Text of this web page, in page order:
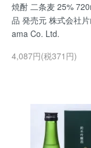
焼酎 二条麦 25%
品 発売元 株式会社
ama Co. Ltd.
4,087円(税371円)